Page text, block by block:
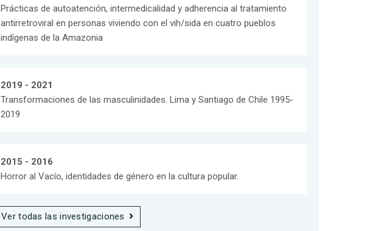
Prácticas de autoatención, intermedicalidad y adherencia al tratamiento
antirretroviral en personas viviendo con el vih/sida en cuatro pueblos
indígenas de la Amazonia
2019 - 2021
Transformaciones de las masculinidades. Lima y Santiago de Chile 1995-
2019
2015 - 2016
Horror al Vacío, identidades de género en la cultura popular.
Ver todas las investigaciones